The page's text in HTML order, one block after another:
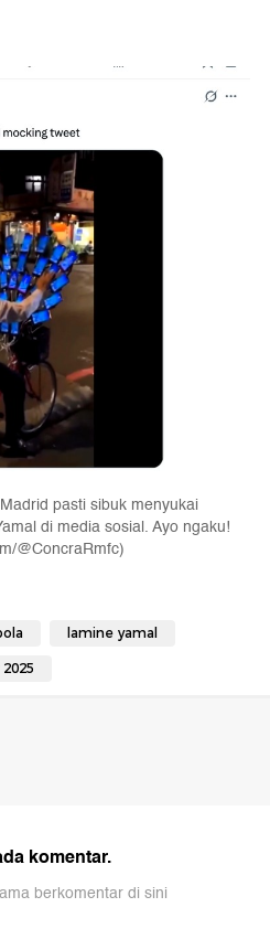
pasti sibuk menyukai
di media sosial. Ayo ngaku!
@ConcraRmfc)
lamine yamal
komentar.
berkomentar di sini